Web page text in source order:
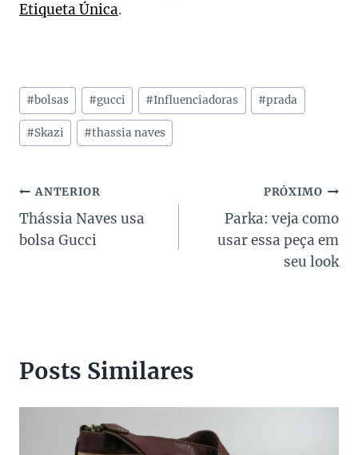
Etiqueta Única.
Tags
do
Post:
#bolsas #gucci #Influenciadoras #prada
#Skazi #thassia naves
Navegação
de
ANTERIOR
Thássia Naves usa
bolsa Gucci
PRÓXIMO
Parka: veja como
usar essa peça em
seu look
Posts Similares